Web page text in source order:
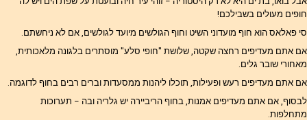
חופים מעולים בשבילכם!
סי פאלאס הוא חוף מועדוני השיט וחוף הגולשים מיועד לגולשים, אם לא ניחשתם.
אם אתם מעדיפים רחצה שקטה, שלושת "חופי סלע" מוסתרים בלגונה מלאכותית,
מאחורי שובר גלים.
אם אתם מעדיפים רעש ופעילות, תוכלו ליהנות ממסעדות וברים רבים בחוף לדוגמה.
לבסוף, אם אתם מעדיפים אמנות, בחוף הריביירה יש גלריה ובה – תערוכות
מתחלפות.